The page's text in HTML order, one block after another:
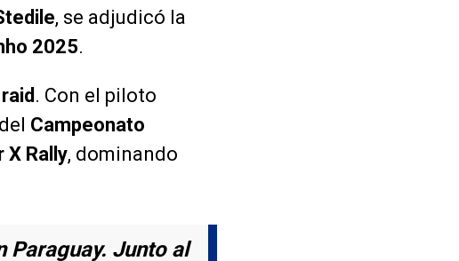
, se adjudicó la
2025.
. Con el piloto
del Campeonato
X Rally, dominando
Junto al